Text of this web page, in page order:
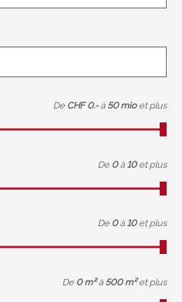
De CHF 0.- à 50 mio et plus
De 0 à 10 et plus
De 0 à 10 et plus
De 0 m² à 500 m² et plus